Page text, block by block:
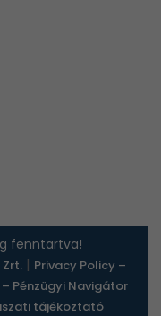
fenntartva!
| Privacy Policy –
Pénzügyi Navigátor
tájékoztató